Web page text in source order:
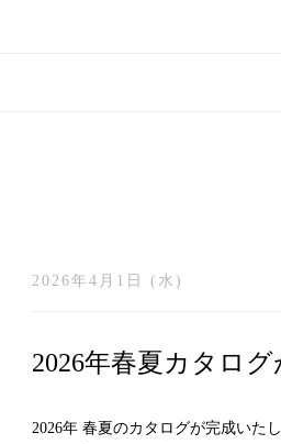
2026年4月1日 (水)
2026年春夏カタロ
2026年 春夏のカタログが完成いたし